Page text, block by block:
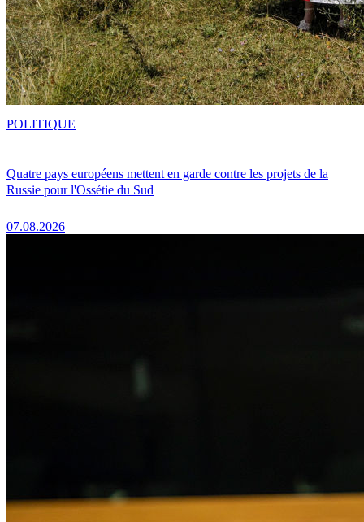
Quatre pays européens mettent en garde contre les projets de la
Russie pour l'Ossétie du Sud
07.08.2026
POLITIQUE